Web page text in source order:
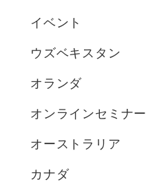
イベント
ウズベキスタン
オランダ
オンラインセミナー
オーストラリア
カナダ